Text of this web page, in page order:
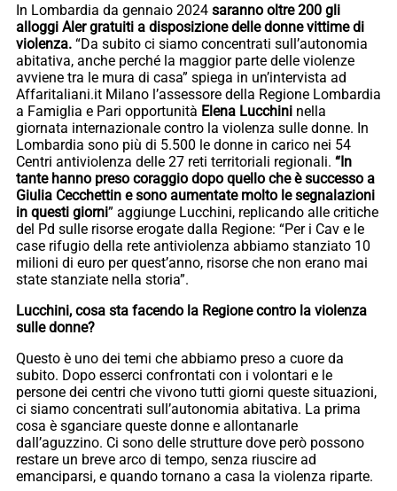
In Lombardia da gennaio 2024 saranno oltre 200 gli
alloggi Aler gratuiti a disposizione delle donne vittime di
violenza. “Da subito ci siamo concentrati sull’autonomia
abitativa, anche perché la maggior parte delle violenze
avviene tra le mura di casa” spiega in un’intervista ad
Affaritaliani.it Milano l’assessore della Regione Lombardia
a Famiglia e Pari opportunità Elena Lucchini nella
giornata internazionale contro la violenza sulle donne. In
Lombardia sono più di 5.500 le donne in carico nei 54
Centri antiviolenza delle 27 reti territoriali regionali. “In
tante hanno preso coraggio dopo quello che è successo a
Giulia Cecchettin e sono aumentate molto le segnalazioni
in questi giorni” aggiunge Lucchini, replicando alle critiche
del Pd sulle risorse erogate dalla Regione: “Per i Cav e le
case rifugio della rete antiviolenza abbiamo stanziato 10
milioni di euro per quest’anno, risorse che non erano mai
state stanziate nella storia”.
Lucchini, cosa sta facendo la Regione contro la violenza
sulle donne?
Questo è uno dei temi che abbiamo preso a cuore da
subito. Dopo esserci confrontati con i volontari e le
persone dei centri che vivono tutti giorni queste situazioni,
ci siamo concentrati sull’autonomia abitativa. La prima
cosa è sganciare queste donne e allontanarle
dall’aguzzino. Ci sono delle strutture dove però possono
restare un breve arco di tempo, senza riuscire ad
emanciparsi, e quando tornano a casa la violenza riparte.